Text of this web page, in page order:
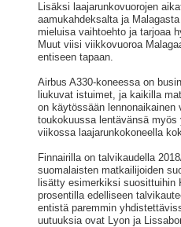
Lisäksi laajarunkovuorojen
aamukahdeksalta ja
mieluisa vaihtoehto ja tarjoaa
Muut viisi viikkovuoroa
entiseen tapaan.
Airbus A330-koneessa on
liukuvat istuimet, ja kaikilla
on käytössään lennonaikainen
toukokuussa lentävänsä myös
viikossa laajarunkokoneella
Finnairilla on talvikaudella
suomalaisten matkailijoiden
lisätty esimerkiksi suosittuihin
prosentilla edelliseen
entistä paremmin
uutuuksia ovat Lyon ja